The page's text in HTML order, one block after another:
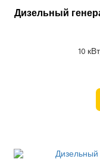
Дизельный
10